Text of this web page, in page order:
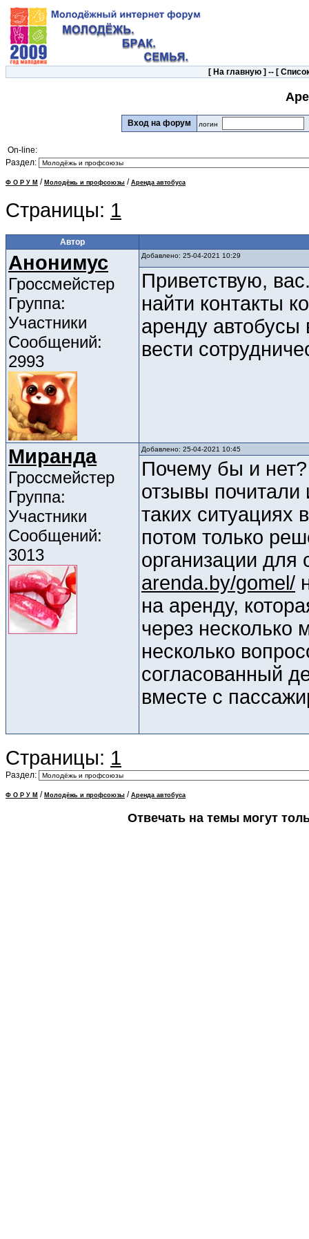
[ На главную] -- [
Вход на форум логин
On-line:
Раздел:
Ф О Р У М / Молодёжь и профсоюзы / Аренда автобуса
Страницы: 1
Автор
Анонимус
Гроссмейстер
Группа:
Участники
Сообщений:
2993
Добавлено: 25-04-2021 10:29
Приветствую,
найти контакты
аренду автобусы
вести
Миранда
Гроссмейстер
Группа:
Участники
Сообщений:
3013
Добавлено: 25-04-2021 10:45
Почему бы и нет?
отзывы
таких ситуациях
потом только
организации для
arenda.by/gomel/
на аренду,
через несколько
несколько
согласованный
вместе с
Страницы: 1
Раздел:
Ф О Р У М / Молодёжь и профсоюзы / Аренда автобуса
Отвечать на темы могут